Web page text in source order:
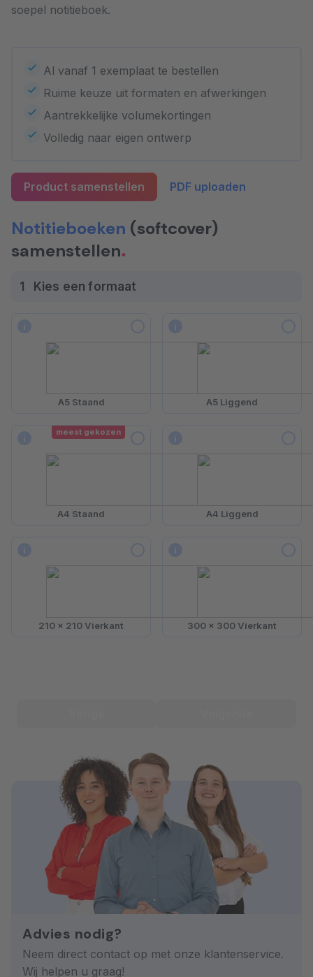
soepel notitieboek.
Al vanaf 1 exemplaat te bestellen
Ruime keuze uit formaten en afwerkingen
Aantrekkelijke volumekortingen
Volledig naar eigen ontwerp
Product samenstellen PDF uploaden
Notitieboeken (softcover)
samenstellen
1 Kies een formaat
A5 Staand A5 Liggend
A4 Staand
meest gekozen
A4 Liggend
210 x 210 Vierkant 300 x 300 Vierkant
Advies nodig?
Neem direct contact op met onze klantenservice.
Wij helpen u graag!